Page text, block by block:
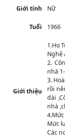
Giới tính Nữ
Tuổi 1966
Giới thiệu
1.Họ
Nghệ
2.
nhà
3.
rồi
dài
nhà
Mức
Các